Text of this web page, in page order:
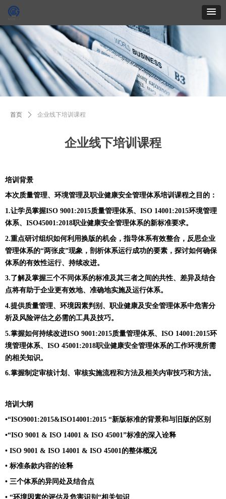
企业线下培训课程
培训背景
本次质量管理、环境管理及职业健康安全管理体系培训课程之目的：
1.让学员掌握ISO 9001:2015质量管理体系、ISO 14001:2015环境管理
体系、ISO45001:2018职业健康安全管理体系的新标准要求。
2.重点研讨组织如何利用换版的机会，指导体系有效整合，反思企业
管理体系的“两张皮”现象，剖析体系运行成功的要素，探讨如何确保
体系的有效性运行、持续改进。
3.了解及掌握三个不同体系的标准及其三者之间的共性、差异及结合
点将有助于企业更有效地、准确地实施及运行体系。
4.提供质量管理、环境因素判别、职业健康及安全管理体系中危害分
析及风险评估之必需的工具及技巧。
5.掌握如何持续改进ISO 9001:2015质量管理体系、ISO 14001:2015环
境管理体系、ISO 45001:2018职业健康安全管理体系的工作环境所需
的相关知识。
6.掌握制定审核计划、审核实施流程和方法及相关内审技巧和方法。
培训大纲
•“ISO9001:2015&ISO14001:2015 “新版标准的背景和与旧版的区别
•“ISO 9001 & ISO 14001 & ISO 45001”标准的深入诠释
• ISO 9001 & ISO 14001 & ISO 45001的整体概况
• 标准条款内容的诠释
• 三个体系的异同处及结合点
• “环境因素的评估及危害识别“相关知识
首页 ꄲ 企业线下培训课程